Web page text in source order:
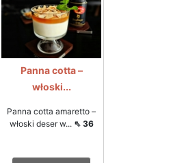
Panna cotta –
włoski...
Panna cotta amaretto –
włoski deser w... ⇖ 36